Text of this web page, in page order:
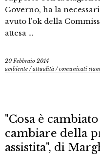
Governo, ha la
avuto l’ok della
attesa …
20 Febbraio 2014
ambiente /attualità /comunicati
"Cosa è
cambiare della
assistita", di